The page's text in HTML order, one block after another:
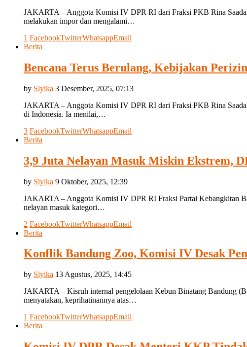
JAKARTA – Anggota Komisi IV DPR RI dari Fraksi PKB Rina
melakukan impor dan mengalami…
1 FacebookTwitterWhatsappEmail
Berita
Bencana Terus Berulang, Kebijakan
by Slyika 3 Desember, 2025, 07:13
JAKARTA – Anggota Komisi IV DPR RI dari Fraksi PKB Rina
di Indonesia. Ia menilai,…
3 FacebookTwitterWhatsappEmail
Berita
3,9 Juta Nelayan Masuk Miskin Ekstrem,
by Slyika 9 Oktober, 2025, 12:39
JAKARTA – Anggota Komisi IV DPR RI Fraksi Partai Kebangkitan
nelayan masuk kategori…
2 FacebookTwitterWhatsappEmail
Berita
Konflik Bandung Zoo, Komisi IV Desak
by Slyika 13 Agustus, 2025, 14:45
JAKARTA – Kisruh internal pengelolaan Kebun Binatang Bandung
menyatakan, keprihatinannya atas…
1 FacebookTwitterWhatsappEmail
Berita